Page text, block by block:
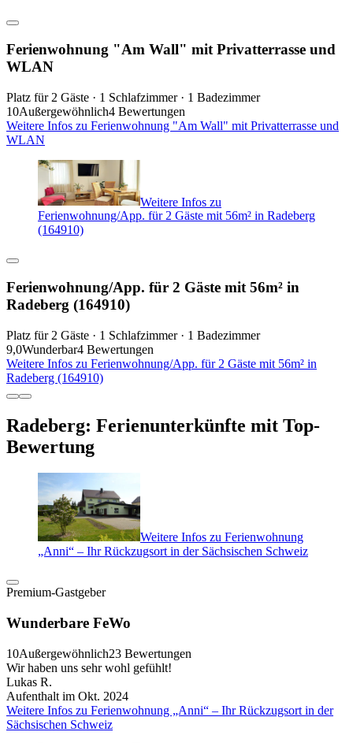
Ferienwohnung "Am Wall" mit Privatterrasse und
WLAN
Platz für 2 Gäste · 1 Schlafzimmer · 1 Badezimmer
10Außergewöhnlich4 Bewertungen
Weitere Infos zu Ferienwohnung "Am Wall" mit Privatterrasse und
WLAN
Weitere Infos zu
Ferienwohnung/App. für 2 Gäste mit 56m² in Radeberg
(164910)
Ferienwohnung/App. für 2 Gäste mit 56m² in
Radeberg (164910)
Platz für 2 Gäste · 1 Schlafzimmer · 1 Badezimmer
9,0Wunderbar4 Bewertungen
Weitere Infos zu Ferienwohnung/App. für 2 Gäste mit 56m² in
Radeberg (164910)
Radeberg: Ferienunterkünfte mit Top-
Bewertung
Weitere Infos zu Ferienwohnung
„Anni“ – Ihr Rückzugsort in der Sächsischen Schweiz
Premium-Gastgeber
Wunderbare FeWo
10Außergewöhnlich23 Bewertungen
Wir haben uns sehr wohl gefühlt!
Lukas R.
Aufenthalt im Okt. 2024
Weitere Infos zu Ferienwohnung „Anni“ – Ihr Rückzugsort in der
Sächsischen Schweiz